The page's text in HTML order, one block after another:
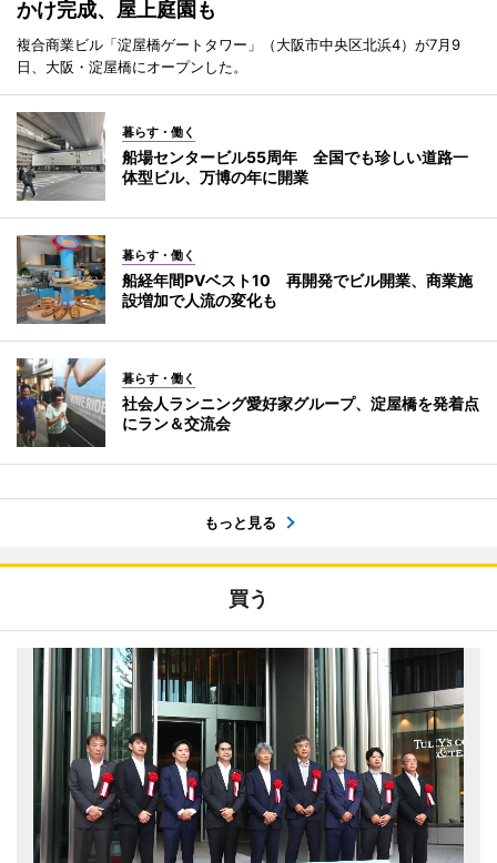
かけ完成、屋上庭園も
複合商業ビル「淀屋橋ゲートタワー」（大阪市中央区北浜4）が7月9
日、大阪・淀屋橋にオープンした。
暮らす・働く
船場センタービル55周年 全国でも珍しい道路一
体型ビル、万博の年に開業
暮らす・働く
船経年間PVベスト10 再開発でビル開業、商業施
設増加で人流の変化も
暮らす・働く
社会人ランニング愛好家グループ、淀屋橋を発着点
にラン＆交流会
もっと見る
買う